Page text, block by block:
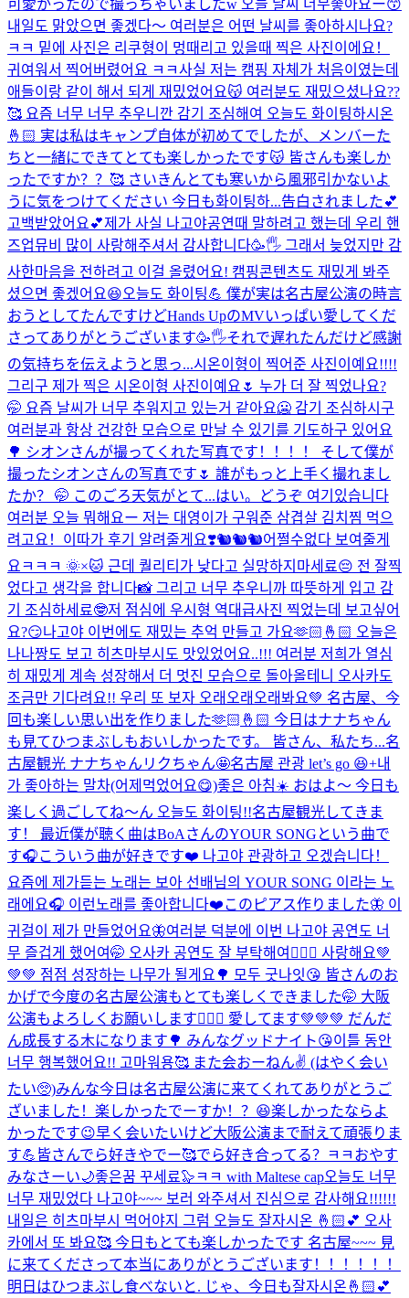
可愛かったので撮っちゃいましたw 오늘 날씨 너무좋아요ー😙
내일도 맑았으면 좋겠다〜 여러분은 어떤 날씨를 좋아하시나요?
ㅋㅋ 밑에 사진은 리쿠형이 멍때리고 있을때 찍은 사진이에요！
귀여워서 찍어버렸어요 ㅋㅋ사실 저는 캠핑 자체가 처음이였는데
애들이랑 같이 해서 되게 재밌었어요😽 여러분도 재밌으셨나요??
🥰 요즘 너무 너무 추우니깐 감기 조심해여 오늘도 화이팅하시온
🤞🏻 実は私はキャンプ自体が初めてでしたが、メンバーた
ちと一緒にできてとても楽しかったです😽 皆さんも楽しか
ったですか？？🥰 さいきんとても寒いから風邪引かないよ
うに気をつけてください 今日も화이팅하...告白されました💕
고백받았어요💕제가 사실 나고야공연때 말하려고 했는데 우리 핸
즈업뮤비 많이 사랑해주셔서 감사합니다🥳🖐️ 그래서 늦었지만 감
사한마음을 전하려고 이걸 올렸어요! 캠핑콘텐츠도 재밌게 봐주
셨으면 좋겠어요😆오늘도 화이팅💪 僕が実は名古屋公演の時言
おうとしてたんですけどHands UpのMVいっぱい愛してくだ
さってありがとうございます🥳🖐️それで遅れたんだけど感謝
の気持ちを伝えようと思っ...시온이형이 찍어준 사진이예요!!!!
그리구 제가 찍은 시온이형 사진이예요🌷 누가 더 잘 찍었나요?
🤭 요즘 날씨가 너무 추워지고 있는거 같아요🥶 감기 조심하시구
여러분과 항상 건강한 모습으로 만날 수 있기를 기도하구 있어요
🌳 シオンさんが撮ってくれた写真です！！！！ そして僕が
撮ったシオンさんの写真です🌷 誰がもっと上手く撮れまし
たか？ 🤭 このごろ天気がとて...はい。どうぞ 여기있습니다
여러분 오늘 뭐해요ー 저는 대영이가 구워준 삼겹살 김치찜 먹으
려고요！이따가 후기 알려줄게요❣️🐿️🐿️🐿️어쩔수없다 보여줄게
요ㅋㅋㅋ 🌞×🐱 근데 퀄리티가 낮다고 실망하지마세료😔 전 잘찍
었다고 생각을 합니다📸 그리고 너무 추우니까 따뜻하게 입고 감
기 조심하세료🤓저 점심에 우시형 역대급사진 찍었는데 보고싶어
요?😏나고야 이번에도 재밌는 추억 만들고 가요🫶🏻🤞🏻 오늘은
나나짱도 보고 히츠마부시도 맛있었어요..!!! 여러분 저희가 열심
히 재밌게 계속 성장해서 더 멋진 모습으로 돌아올테니 오사카도
조금만 기다려요!! 우리 또 보자 오래오래오래봐요💚 名古屋、今
回も楽しい思い出を作りました🫶🏻🤞🏻 今日はナナちゃん
も見てひつまぶしもおいしかったです。 皆さん、私たち...名
古屋観光 ナナちゃんリクちゃん🤩名古屋 관광 let’s go 😆+내
가 좋아하는 말차(어제먹었어요😋)좋은 아침☀️ おはよ〜 今日も
楽しく過ごしてね〜ん 오늘도 화이팅!!名古屋観光してきま
す！ 最近僕が聴く曲はBoAさんのYOUR SONGという曲で
す🎧こういう曲が好きです❤️ 나고야 관광하고 오겠습니다！
요즘에 제가듣는 노래는 보아 선배님의 YOUR SONG 이라는 노
래에요🎧 이런노래를 좋아합니다❤️このピアス作りました🦋 이
귀걸이 제가 만들었어요🦋여러분 덕분에 이번 나고야 공연도 너
무 즐겁게 했어여🤭 오사카 공연도 잘 부탁해여🙇🏻‍♂️ 사랑해요💚
💚💚 점점 성장하는 나무가 될게요🌳 모두 굿나잇😘 皆さんのお
かげで今度の名古屋公演もとても楽しくできました🤭 大阪
公演もよろしくお願いします🙇🏻‍♂️ 愛してます💚💚💚 だんだ
ん成長する木になります🌳 みんなグッドナイト😘이틀 동안
너무 행복했어요!! 고마워용🥰 また会おーねん✌️ (はやく会い
たい🥺)みんな今日は名古屋公演に来てくれてありがとうご
ざいました！楽しかったでーすか！？😆楽しかったならよ
かったです😉早く会いたいけど大阪公演まで耐えて頑張りま
す💪皆さんでら好きやでー🥰でら好き合ってる？ㅋㅋおやす
みなさーい🌙좋은꿈 꾸세료🦭ㅋㅋ with Maltese cap오늘도 너무
너무 재밌었다 나고야~~~ 보러 와주셔서 진심으로 감사해요!!!!!!
내일은 히츠마부시 먹어야지 그럼 오늘도 잘자시온 🤞🏻💕 오사
카에서 또 봐요🥰 今日もとても楽しかったです 名古屋~~~ 見
に来てくださって本当にありがとうございます！！！！！！
明日はひつまぶし食べないと. じゃ、今日も잘자시온🤞🏻💕